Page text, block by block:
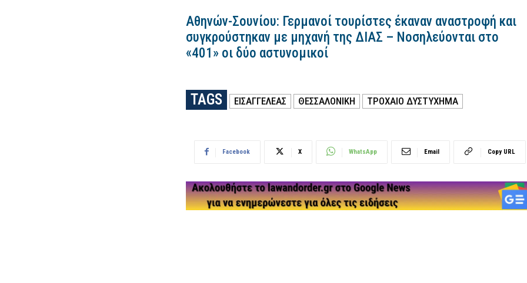
Αθηνών-Σουνίου: Γερμανοί τουρίστες έκαναν αναστροφή και
συγκρούστηκαν με μηχανή της ΔΙΑΣ – Νοσηλεύονται στο
«401» οι δύο αστυνομικοί
TAGS ΕΙΣΑΓΓΕΛΕΑΣ ΘΕΣΣΑΛΟΝΙΚΗ ΤΡΟΧΑΙΟ ΔΥΣΤΥΧΗΜΑ
Facebook X WhatsApp Email Copy URL